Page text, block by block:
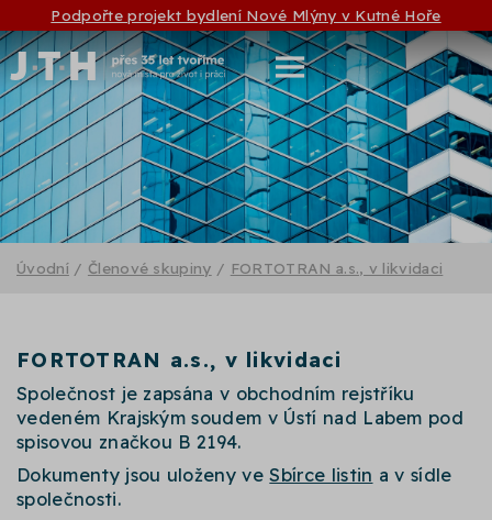
Podpořte projekt bydlení Nové Mlýny v Kutné Hoře
Úvodní / Členové skupiny / FORTOTRAN a.s., v likvidaci
FORTOTRAN a.s., v likvidaci
Společnost je zapsána v obchodním rejstříku
vedeném Krajským soudem v Ústí nad Labem pod
spisovou značkou B 2194.
Dokumenty jsou uloženy veSbírce listin a v sídle
společnosti.